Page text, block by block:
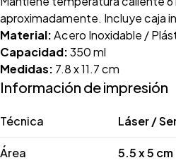
aproximadamente. Incluye caja
Material:Acero Inoxidable /
Capacidad:350 ml
Medidas: 7.8 x 11.7 cm
Información de impresión
Técnica Láser /
Área 5.5 x 5 cm